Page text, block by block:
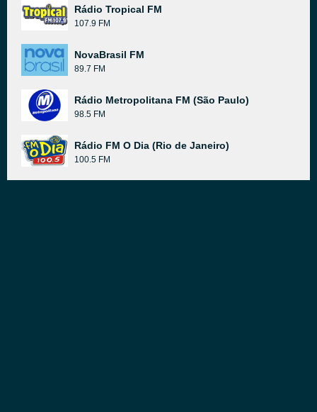
Rádio Tropical FM
107.9 FM
NovaBrasil FM
89.7 FM
Rádio Metropolitana FM (São Paulo)
98.5 FM
Rádio FM O Dia (Rio de Janeiro)
100.5 FM